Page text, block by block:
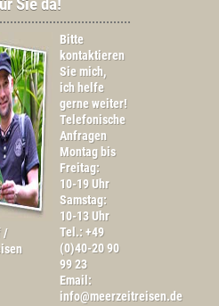
Sie da!
/
Bitte
kontaktieren
Sie mich,
ich helfe
gerne weiter!
Telefonische
Anfragen
Montag bis
Freitag:
10-19 Uhr
Samstag:
10-13 Uhr
Tel.: +49
(0)40-20 90
99 23
Email:
info@meerzeitreisen.de